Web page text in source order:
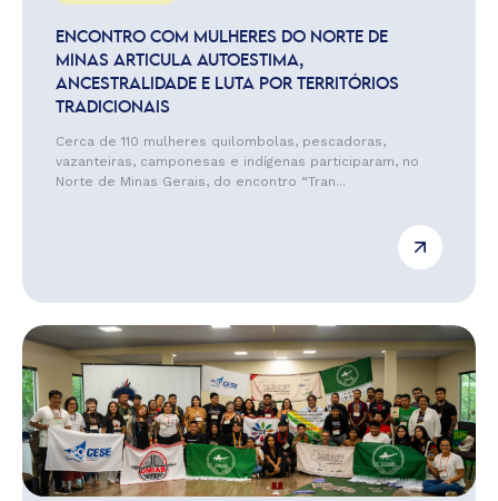
ENCONTRO COM MULHERES DO NORTE DE
MINAS ARTICULA AUTOESTIMA,
ANCESTRALIDADE E LUTA POR TERRITÓRIOS
TRADICIONAIS
Cerca de 110 mulheres quilombolas, pescadoras,
vazanteiras, camponesas e indígenas participaram, no
Norte de Minas Gerais, do encontro “Tran...